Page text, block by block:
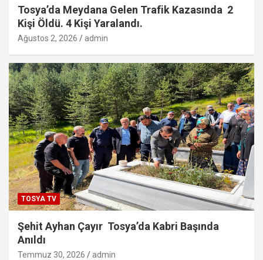
Tosya’da Meydana Gelen Trafik Kazasında 2
Kişi Öldü. 4 Kişi Yaralandı.
Ağustos 2, 2026 admin
TOSYA TV
Şehit Ayhan Çayır Tosya’da Kabri Başında
Anıldı
Temmuz 30, 2026 admin